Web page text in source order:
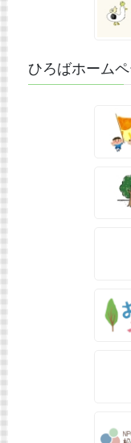
ひろばホーム